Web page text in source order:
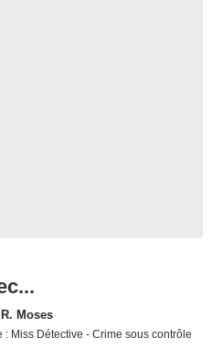
Moses
: Miss Détective - Crime sous contrôle